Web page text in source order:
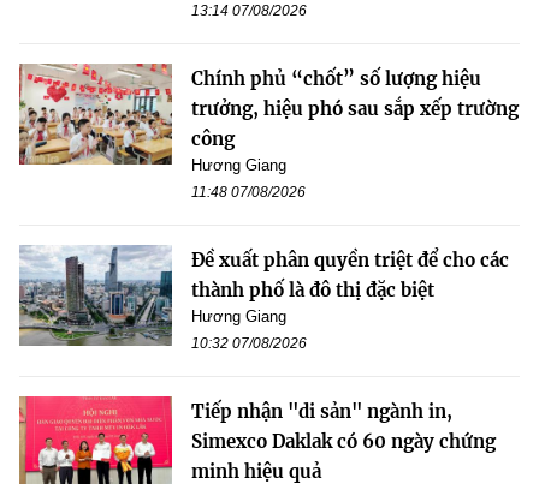
13:14 07/08/2026
Chính phủ “chốt” số lượng hiệu
trưởng, hiệu phó sau sắp xếp trường
công
Hương Giang
11:48 07/08/2026
Đề xuất phân quyền triệt để cho các
thành phố là đô thị đặc biệt
Hương Giang
10:32 07/08/2026
Tiếp nhận "di sản" ngành in,
Simexco Daklak có 60 ngày chứng
minh hiệu quả